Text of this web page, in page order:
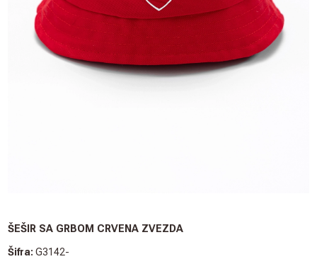
ŠEŠIR SA GRBOM CRVENA ZVEZDA
Šifra: G3142-